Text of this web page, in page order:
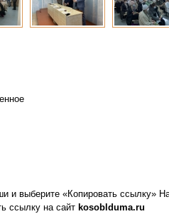
и выберите «Копировать ссылку»
ссылку на сайт kosoblduma.ru